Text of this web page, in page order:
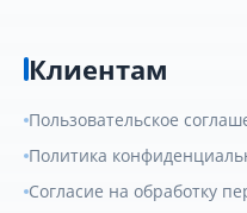
Клиентам
Пользовательское
Политика
Согласие на обработку